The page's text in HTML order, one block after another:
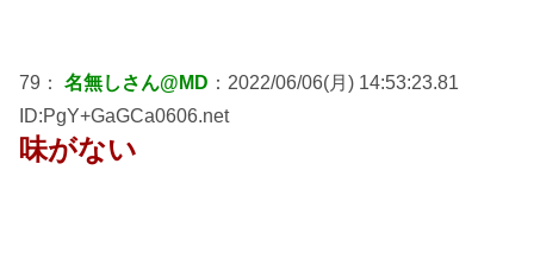
79： 名無しさん@MD ：2022/06/06(月) 14:53:23.81
ID:PgY+GaGCa0606.net
味がない